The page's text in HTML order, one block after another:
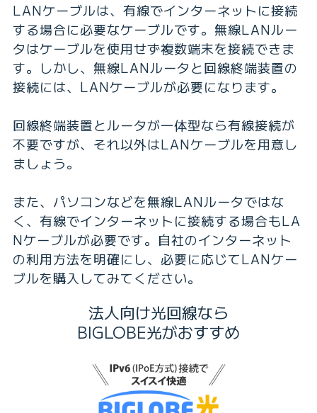
LANケーブルは、有線でインターネットに接続
する場合に必要なケーブルです。無線LANルー
タはケーブルを使用せず複数端末を接続できま
す。しかし、無線LANルータと回線終端装置の
接続には、LANケーブルが必要になります。
回線終端装置とルータが一体型なら有線接続が
不要ですが、それ以外はLANケーブルを用意し
ましょう。
また、パソコンなどを無線LANルータではな
く、有線でインターネットに接続する場合もLA
Nケーブルが必要です。自社のインターネット
の利用方法を明確にし、必要に応じてLANケー
ブルを購入してみてください。
法人向け光回線なら
BIGLOBE光がおすすめ